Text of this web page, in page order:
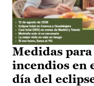
Medidas
incendios en
día del